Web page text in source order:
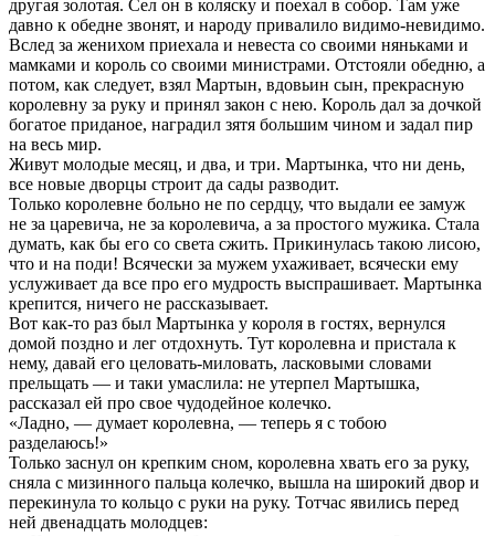
другая золотая. Сел он в коляску и поехал в собор. Там уже
давно к обедне звонят, и народу привалило видимо-невидимо.
Вслед за женихом приехала и невеста со своими няньками и
мамками и король со своими министрами. Отстояли обедню, а
потом, как следует, взял Мартын, вдовьин сын, прекрасную
королевну за руку и принял закон с нею. Король дал за дочкой
богатое приданое, наградил зятя большим чином и задал пир
на весь мир.
Живут молодые месяц, и два, и три. Мартынка, что ни день,
все новые дворцы строит да сады разводит.
Только королевне больно не по сердцу, что выдали ее замуж
не за царевича, не за королевича, а за простого мужика. Стала
думать, как бы его со света сжить. Прикинулась такою лисою,
что и на поди! Всячески за мужем ухаживает, всячески ему
услуживает да все про его мудрость выспрашивает. Мартынка
крепится, ничего не рассказывает.
Вот как-то раз был Мартынка у короля в гостях, вернулся
домой поздно и лег отдохнуть. Тут королевна и пристала к
нему, давай его целовать-миловать, ласковыми словами
прельщать — и таки умаслила: не утерпел Мартышка,
рассказал ей про свое чудодейное колечко.
«Ладно, — думает королевна, — теперь я с тобою
разделаюсь!»
Только заснул он крепким сном, королевна хвать его за руку,
сняла с мизинного пальца колечко, вышла на широкий двор и
перекинула то кольцо с руки на руку. Тотчас явились перед
ней двенадцать молодцев: